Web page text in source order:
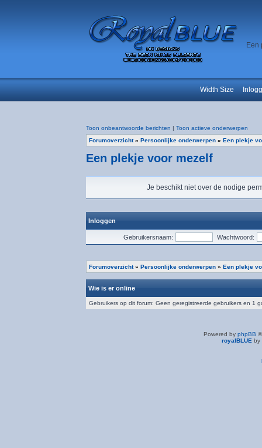
Een
Width Size
Toon onbeantwoorde berichten | Toon actieve onderwerpen
Forumoverzicht» Persoonlijke onderwerpen » Een plekje
Een plekje voor mezelf
Je beschikt niet over de nodige
Inloggen
Gebruikersnaam: Wachtwoord:
Forumoverzicht» Persoonlijke onderwerpen » Een plekje
Wie is er online
Gebruikers op dit forum: Geen geregistreerde gebruikers en 1
Powered by phpBB
royalBLUE by